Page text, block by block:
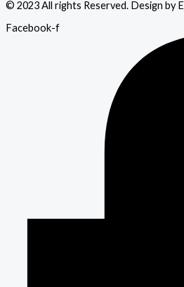
© 2023 All rights Reserved. Design by
Facebook-f